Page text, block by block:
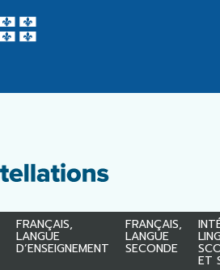
FRANÇAIS,
LANGUE
D’ENSEIGNEMENT
FRANÇAIS,
LANGUE
SECONDE
ET